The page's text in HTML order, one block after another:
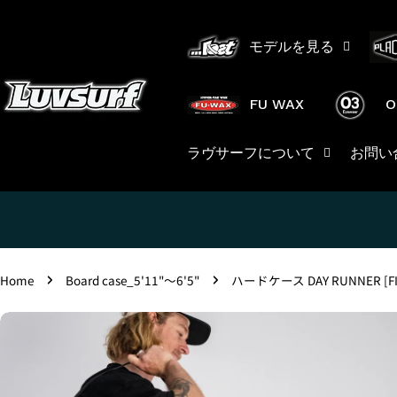
モデルを見る
FU WAX
ラヴサーフについて お問い
Home Board case_5'11"〜6'5" ハードケース DAY RUNNER
Skip